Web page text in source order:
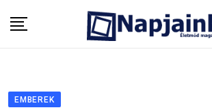
EMBEREK